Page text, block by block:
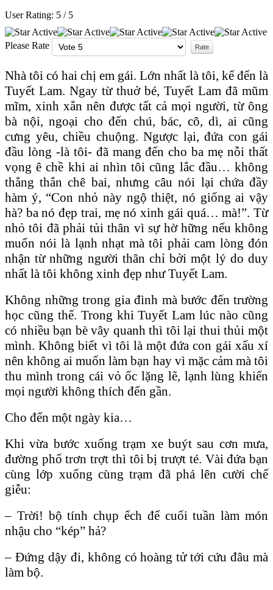
User Rating: 5 / 5
Please Rate
Nhà tôi có hai chị em gái. Lớn nhất là tôi, kế đến là
Tuyết Lam. Ngay từ thuở bé, Tuyết Lam đã mũm
mĩm, xinh xắn nên được tất cả mọi người, từ ông
bà nội, ngoại cho đến chú, bác, cô, dì, ai cũng
cưng yêu, chiều chuộng. Ngược lại, đứa con gái
đầu lòng -là tôi- đã mang đến cho ba mẹ nỗi thất
vọng ê chề khi ai nhìn tôi cũng lắc đầu… không
thẳng thắn chê bai, nhưng câu nói lại chứa đầy
hàm ý, “Con nhỏ này ngộ thiệt, nó giống ai vậy
hà? ba nó đẹp trai, mẹ nó xinh gái quá… mà!”. Từ
nhỏ tôi đã phải tủi thân vì sự hờ hững nếu không
muốn nói là lạnh nhạt mà tôi phải cam lòng đón
nhận từ những người thân chỉ bởi một lý do duy
nhất là tôi không xinh đẹp như Tuyết Lam.
Không những trong gia đình mà bước đến trường
học cũng thế. Trong khi Tuyết Lam lúc nào cũng
có nhiều bạn bè vây quanh thì tôi lại thui thủi một
mình. Không biết vì tôi là một đứa con gái xấu xí
nên không ai muốn làm bạn hay vì mặc cảm mà tôi
thu mình trong cái vỏ ốc lặng lẽ, lạnh lùng khiến
mọi người không thích đến gần.
Cho đến một ngày kia…
Khi vừa bước xuống trạm xe buýt sau cơn mưa,
đường phố trơn trợt thì tôi bị trượt té. Vài đứa bạn
cùng lớp xuống cùng trạm đã phá lên cười chế
giễu:
– Trời! bộ tính chụp ếch để cuối tuần làm món
nhậu cho “kép” hả?
– Ðứng dậy đi, không có hoàng tử tới cứu đâu mà
làm bộ.